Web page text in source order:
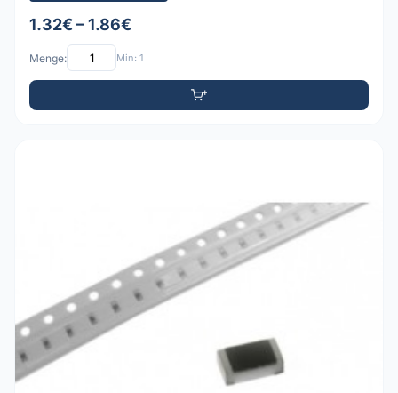
1.32€ – 1.86€
Menge: Min: 1